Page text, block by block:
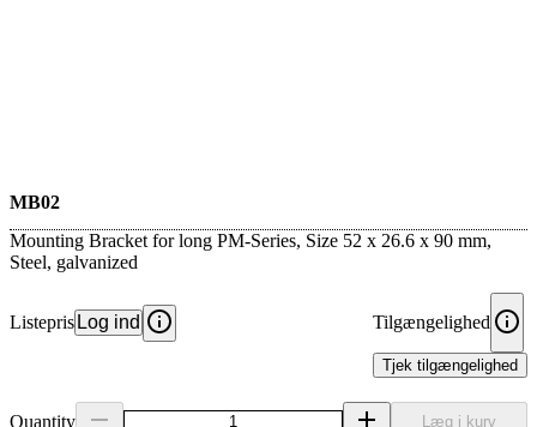
MB02
Mounting Bracket for long PM-Series, Size 52 x 26.6 x 90 mm,
Steel, galvanized
Listepris Log ind Tilgængelighed
Tjek tilgængelighed
Quantity Læg i kurv